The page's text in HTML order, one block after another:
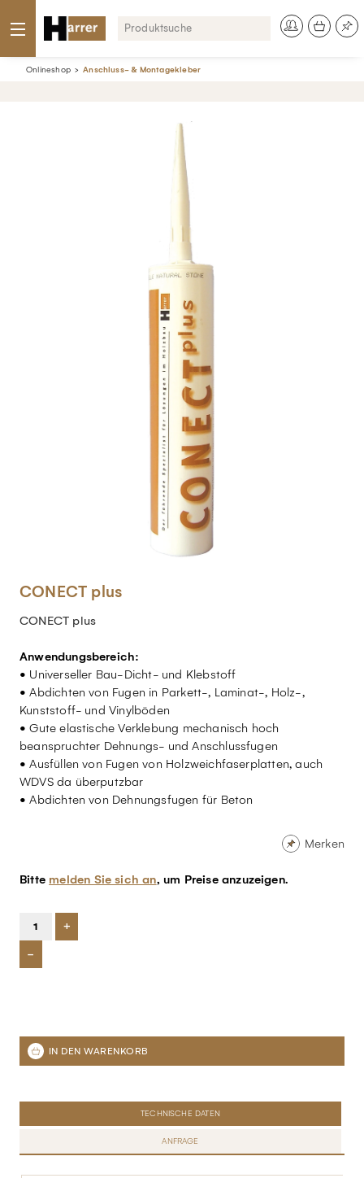
Onlineshop Anschluss- & Montagekleber
CONECT plus
CONECT plus
Anwendungsbereich:
• Universeller Bau-Dicht- und Klebstoff
• Abdichten von Fugen in Parkett-, Laminat-, Holz-,
Kunststoff- und Vinylböden
• Gute elastische Verklebung mechanisch hoch
beanspruchter Dehnungs- und Anschlussfugen
• Ausfüllen von Fugen von Holzweichfaserplatten, auch
WDVS da überputzbar
• Abdichten von Dehnungsfugen für Beton
Merken
Bitte melden Sie sich an, um Preise anzuzeigen.
+
-
TECHNISCHE DATEN
ANFRAGE